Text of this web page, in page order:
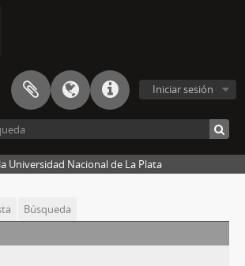
Iniciar sesión
Universidad Nacional de La Plata
Búsqueda